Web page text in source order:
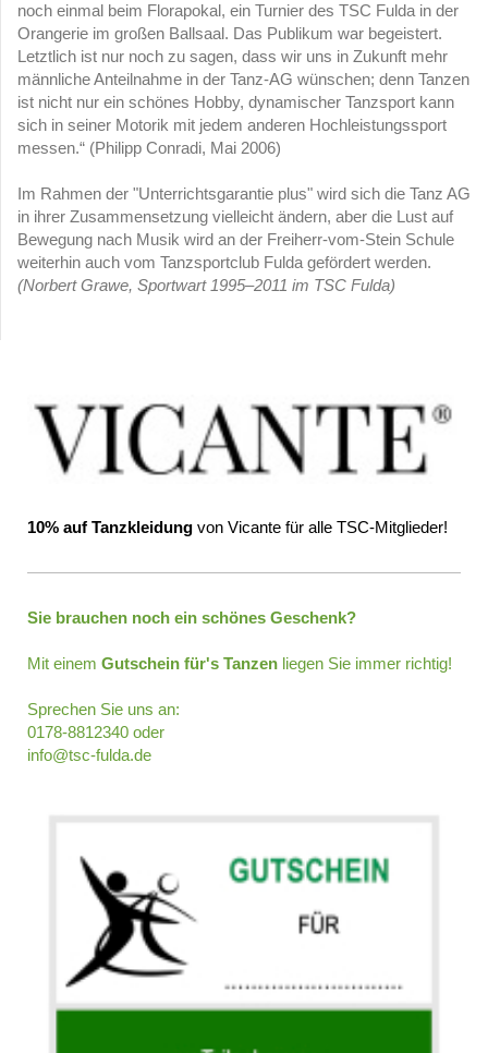
noch einmal beim Florapokal, ein Turnier des TSC Fulda in der
Orangerie im großen Ballsaal. Das Publikum war begeistert.
Letztlich ist nur noch zu sagen, dass wir uns in Zukunft mehr
männliche Anteilnahme in der Tanz-AG wünschen; denn Tanzen
ist nicht nur ein schönes Hobby, dynamischer Tanzsport kann
sich in seiner Motorik mit jedem anderen Hochleistungssport
messen.“ (Philipp Conradi, Mai 2006)
Im Rahmen der "Unterrichtsgarantie plus" wird sich die Tanz AG
in ihrer Zusammensetzung vielleicht ändern, aber die Lust auf
Bewegung nach Musik wird an der Freiherr-vom-Stein Schule
weiterhin auch vom Tanzsportclub Fulda gefördert werden.
(Norbert Grawe, Sportwart 1995–2011 im TSC Fulda)
10% auf Tanzkleidung von Vicante für alle TSC-Mitglieder!
Sie brauchen noch ein schönes Geschenk?
Mit einem Gutschein für's Tanzen liegen Sie immer richtig!
Sprechen Sie uns an:
0178-8812340 oder
info@tsc-fulda.de